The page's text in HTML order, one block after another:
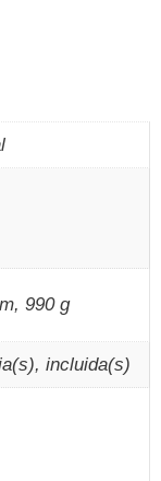
990 g
incluida(s)